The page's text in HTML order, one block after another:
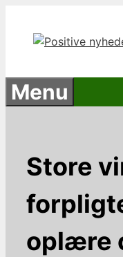
indhold
Menu
Store
oplære